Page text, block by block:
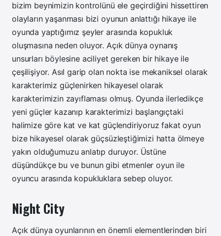
bizim beynimizin kontrolünü ele geçirdiğini hissettiren
olayların yaşanması bizi oyunun anlattığı hikaye ile
oyunda yaptığımız şeyler arasında kopukluk
oluşmasına neden oluyor. Açık dünya oynanış
unsurları böylesine aciliyet gereken bir hikaye ile
çeşilişiyor. Asıl garip olan nokta ise mekaniksel olarak
karakterimiz güçlenirken hikayesel olarak
karakterimizin zayıflaması olmuş. Oyunda ilerledikçe
yeni güçler kazanıp karakterimizi başlangıçtaki
halimize göre kat ve kat güçlendiriyoruz fakat oyun
bize hikayesel olarak güçsüzleştiğimizi hatta ölmeye
yakın olduğumuzu anlatıp duruyor. Üstüne
düşündükçe bu ve bunun gibi etmenler oyun ile
oyuncu arasında kopukluklara sebep oluyor.
Night City
Açık dünya oyunlarının en önemli elementlerinden biri